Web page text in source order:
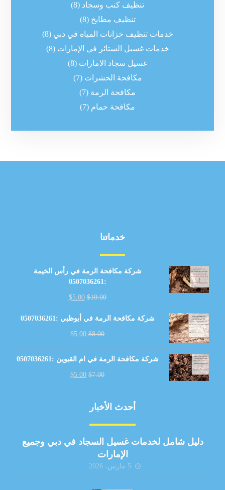
تنظيف كنب وسجاد (8)
تنظيف مطابخ (8)
خدمات تنظيف خزانات المياه في دبي (8)
خدمات غسيل الستائر في الإمارات (8)
غسيل سجاد الامارات (8)
مكافحة الحشرات (7)
مكافحة الرمة (7)
مكافحة حمام (7)
خدماتنا
شركة مكافحة الرمة في رأس الخيمة
:0507036261
$10.00
$5.00
شركة مكافحة الرمة في أبوظبي :0507036261
$8.00
$5.00
شركة مكافحة الرمة في ام القيوين :0507036261
$7.00
$5.00
أحدث الأخبار
دليل شامل لخدمات غسيل السجاد في دبي وجميع
الإمارات
5 مارس، 2026